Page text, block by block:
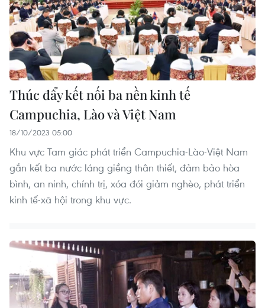
Thúc đẩy kết nối ba nền kinh tế
Campuchia, Lào và Việt Nam
18/10/2023 05:00
Khu vực Tam giác phát triển Campuchia-Lào-Việt Nam
gắn kết ba nước láng giềng thân thiết, đảm bảo hòa
bình, an ninh, chính trị, xóa đói giảm nghèo, phát triển
kinh tế-xã hội trong khu vực.